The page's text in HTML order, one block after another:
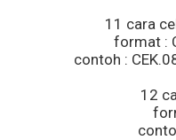
11 cara
format :
contoh :
12